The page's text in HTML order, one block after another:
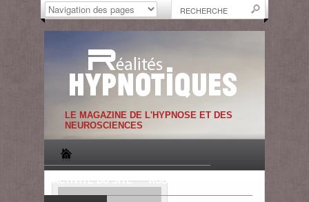
LE MAGAZINE DE L'HYPNOSE ET DES
NEUROSCIENCES
ACTIVITE DU SITE RUBRIQUES